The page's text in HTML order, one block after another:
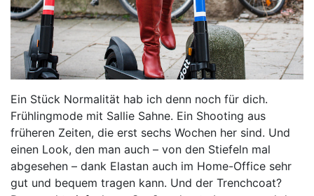
Ein Stück Normalität hab ich denn noch für dich.
Frühlingmode mit Sallie Sahne. Ein Shooting aus
früheren Zeiten, die erst sechs Wochen her sind. Und
einen Look, den man auch – von den Stiefeln mal
abgesehen – dank Elastan auch im Home-Office sehr
gut und bequem tragen kann. Und der Trenchcoat?